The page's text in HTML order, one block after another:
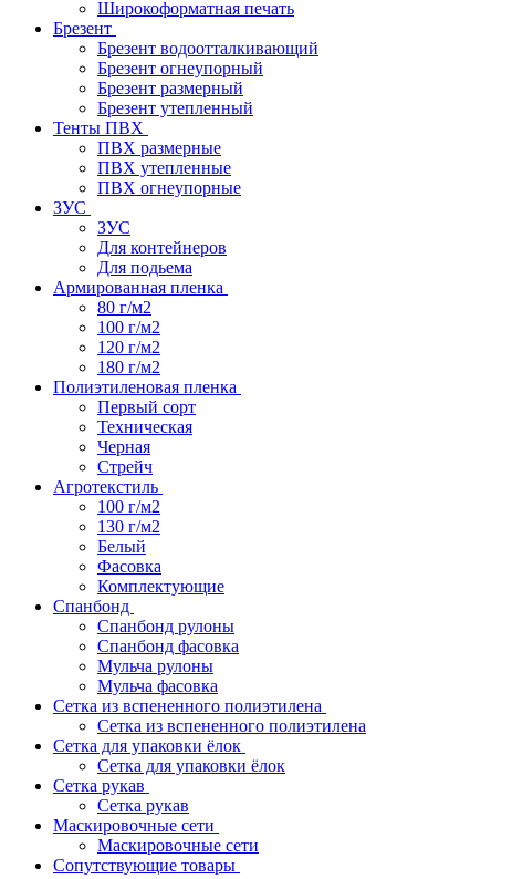
Широкоформатная печать
Брезент
Брезент водоотталкивающий
Брезент огнеупорный
Брезент размерный
Брезент утепленный
Тенты ПВХ
ПВХ размерные
ПВХ утепленные
ПВХ огнеупорные
ЗУС
ЗУС
Для контейнеров
Для подьема
Армированная пленка
80 г/м2
100 г/м2
120 г/м2
180 г/м2
Полиэтиленовая пленка
Первый сорт
Техническая
Черная
Стрейч
Агротекстиль
100 г/м2
130 г/м2
Белый
Фасовка
Комплектующие
Спанбонд
Спанбонд рулоны
Спанбонд фасовка
Мульча рулоны
Мульча фасовка
Сетка из вспененного полиэтилена
Сетка из вспененного полиэтилена
Сетка для упаковки ёлок
Сетка для упаковки ёлок
Сетка рукав
Сетка рукав
Маскировочные сети
Маскировочные сети
Сопутствующие товары